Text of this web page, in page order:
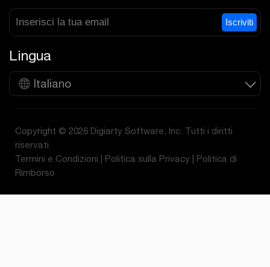
Iscriviti
Lingua
Italiano
Copyright © 2026 Digiarty Software, Inc. Tutti i diritti
riservati.
Termini e Condizioni
Politica sulla Privacy
Politica di
Rimborso